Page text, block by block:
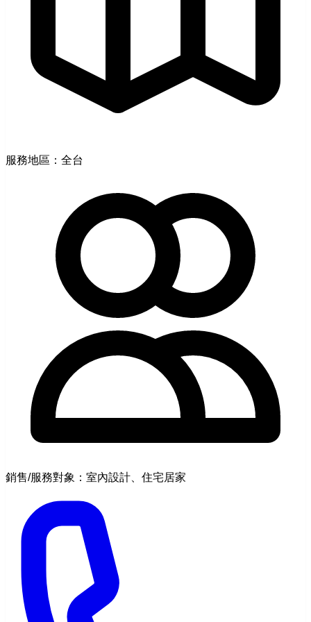
服務地區：全台
銷售/服務對象：室內設計、住宅居家